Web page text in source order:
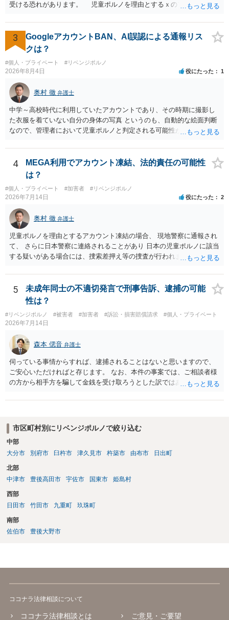
受ける恐れがあります。 児童ポルノを理由とするｘのアカウント凍
は珍しくない）、これも捜索差押を受けるおそれがあります
3
GoogleアカウントBAN、AI誤認による通報リス
クは？
#個人・プライベート #リベンジポルノ
2026年8月4日 役にたった 1
奥村 徹 弁護士
中学～高校時代に利用していたアカウントであり、その時期に撮影し
た衣服を着ていない自分の身体の写真 というのも、自動的な絵面判断
なので、管理者において児童ポルノと判定される可能性があります。
4
MEGA利用でアカウント凍結、法的責任の可能性
は？
#個人・プライベート #加害者 #リベンジポルノ
2026年7月14日 役にたった 2
奥村 徹 弁護士
児童ポルノを理由とするアカウント凍結の場合、 現地警察に通報され
て、 さらに日本警察に連絡されることがあり 日本の児童ポルノに該当
する疑いがある場合には、捜索差押え等の捜査が行われます。 実際に
ください。
5
未成年同士の不適切発言で刑事告訴、逮捕の可能
性は？
#リベンジポルノ #被害者 #加害者 #訴訟・損害賠償請求 #個人・プライベート
2026年7月14日
森本 偲音 弁護士
伺っている事情からすれば、逮捕されることはないと思いますので、
ご安心いただければと存じます。 なお、本件の事案では、ご相談者様
の方から相手方を騙して金銭を受け取ろうとした訳ではありませんの
市区町村別にリベンジポルノで絞り込む
中部
大分市
別府市 臼杵市 津久見市 杵築市 由布市 日出町
北部
中津市
豊後高田市 宇佐市 国東市 姫島村
西部
日田市
竹田市 九重町 玖珠町
南部
佐伯市
豊後大野市
ココナラ法律相談について
ココナラ法律相談とは ご意見・ご要望